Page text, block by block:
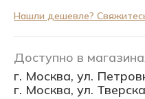
Нашли дешевле?
Доступно в
г. Москва, ул.
г. Москва, ул.